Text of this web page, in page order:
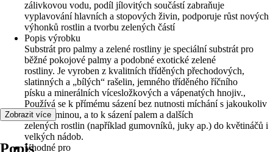
zálivkovou vodu, podíl jílovitých součástí zabraňuje
vyplavování hlavních a stopových živin, podporuje růst nových
výhonků rostlin a tvorbu zelených částí
Popis výrobku
Substrát pro palmy a zelené rostliny je speciální substrát pro
běžné pokojové palmy a podobné exotické zelené
rostliny. Je vyroben z kvalitních tříděných přechodových,
slatinných a „bílých“ rašelin, jemného tříděného říčního
písku a minerálních vícesložkových a vápenatých hnojiv.,
Používá se k přímému sázení bez nutnosti míchání s jakoukoliv
jinou zeminou, a to k sázení palem a dalších
zelených rostlin (například gumovníků, juky ap.) do květináčů i
velkých nádob.
Vhodné pro
Zobrazit více
Popis